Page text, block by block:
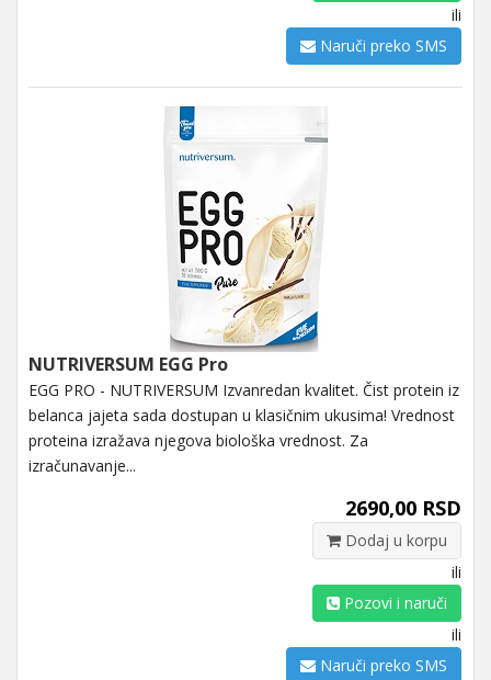
ili
Naruči preko SMS
NUTRIVERSUM EGG Pro
EGG PRO - NUTRIVERSUM Izvanredan kvalitet. Čist protein iz
belanca jajeta sada dostupan u klasičnim ukusima! Vrednost
proteina izražava njegova biološka vrednost. Za
izračunavanje...
2690,00 RSD
Dodaj u korpu
ili
Pozovi i naruči
ili
Naruči preko SMS